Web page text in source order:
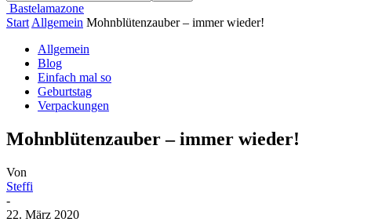
Bastelamazone
Start Allgemein Mohnblütenzauber – immer wieder!
Allgemein
Blog
Einfach mal so
Geburtstag
Verpackungen
Mohnblütenzauber – immer wieder!
Von
Steffi
-
22. März 2020